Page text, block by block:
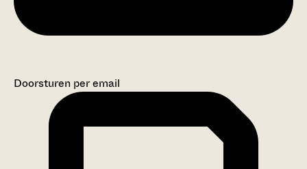
Doorsturen per email